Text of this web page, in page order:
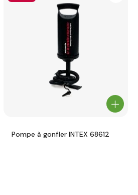
Pompe à gonfler INTEX 68612